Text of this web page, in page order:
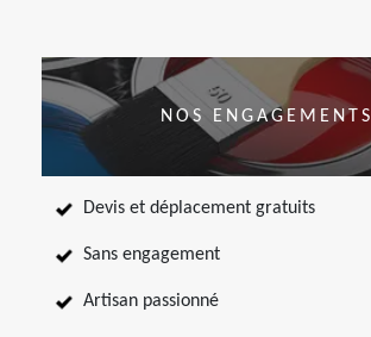
NOS ENGAGEMENTS
Devis et déplacement gratuits
Sans engagement
Artisan passionné